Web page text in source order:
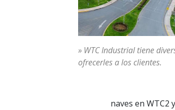
» WTC Industrial tiene
ofrecerles a los clientes.
naves en WTC2